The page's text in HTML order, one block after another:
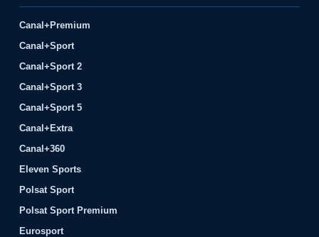
Canal+Premium
Canal+Sport
Canal+Sport 2
Canal+Sport 3
Canal+Sport 5
Canal+Extra
Canal+360
Eleven Sports
Polsat Sport
Polsat Sport Premium
Eurosport